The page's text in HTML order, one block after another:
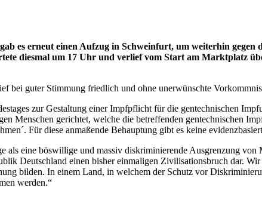
es erneut einen Aufzug in Schweinfurt, um weiterhin
diesmal um 17 Uhr und verlief vom Start am Marktplatz
bei guter Stimmung friedlich und ohne unerwünschte
zur Gestaltung einer Impfpflicht für die gentechnischen
Menschen gerichtet, welche die betreffenden gentechnischen
Für diese anmaßende Behauptung gibt es keine
als eine böswillige und massiv diskriminierende Ausgrenzung
Deutschland einen bisher einmaligen Zivilisationsbruch dar.
bilden. In einem Land, in welchem der Schutz vor
werden.“